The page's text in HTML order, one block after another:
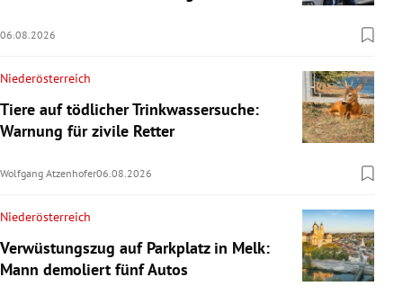
06.08.2026
Niederösterreich
Tiere auf tödlicher Trinkwassersuche:
Warnung für zivile Retter
Wolfgang Atzenhofer06.08.2026
Niederösterreich
Verwüstungszug auf Parkplatz in Melk:
Mann demoliert fünf Autos